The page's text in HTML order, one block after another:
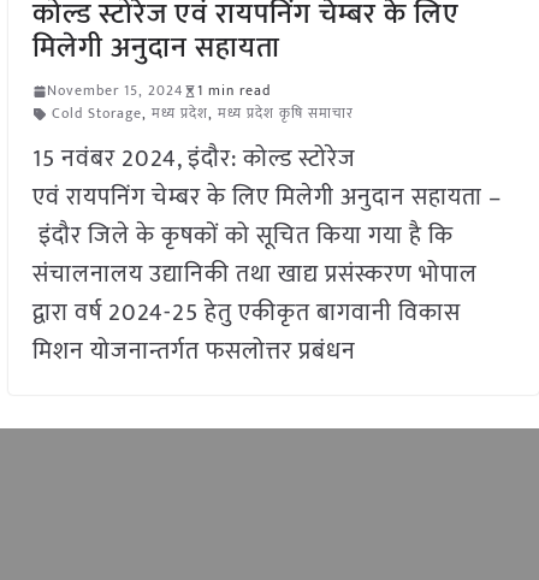
कोल्ड स्टोरेज एवं रायपनिंग चेम्बर के लिए
मिलेगी अनुदान सहायता
November 15, 2024
1 min read
Cold Storage, मध्य प्रदेश, मध्य प्रदेश कृषि समाचार
15 नवंबर 2024, इंदौर: कोल्ड स्टोरेज
एवं रायपनिंग चेम्बर के लिए मिलेगी अनुदान सहायता –
इंदौर जिले के कृषकों को सूचित किया गया है कि
संचालनालय उद्यानिकी तथा खाद्य प्रसंस्करण भोपाल
द्वारा वर्ष 2024-25 हेतु एकीकृत बागवानी विकास
मिशन योजनान्तर्गत फसलोत्तर प्रबंधन